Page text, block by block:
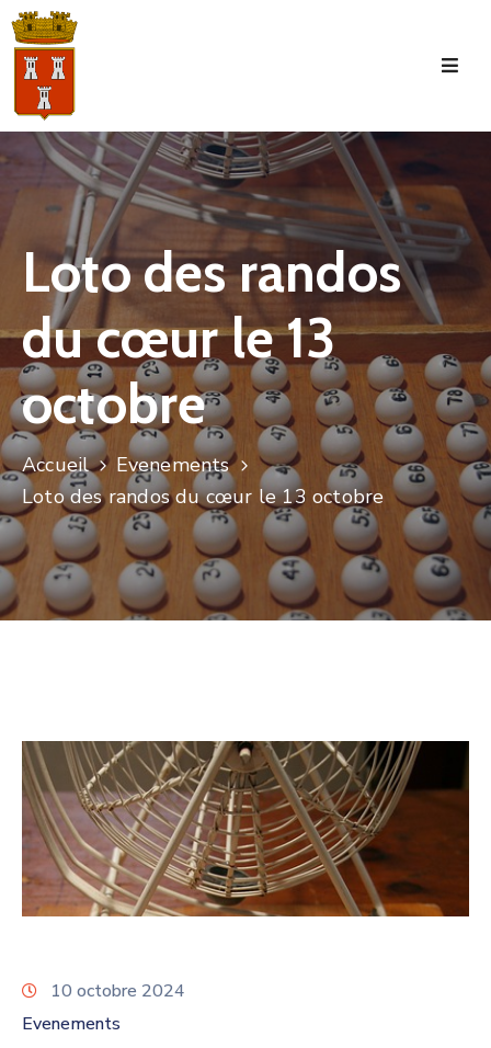
Accueil
La
Commune
Tourisme
Manifestations
Municipale
Services
Jeunesse
Loto des randos
du cœur le 13
octobre
Accueil
Evenements
Loto des randos du cœur le 13 octobre
10 octobre 2024
Evenements